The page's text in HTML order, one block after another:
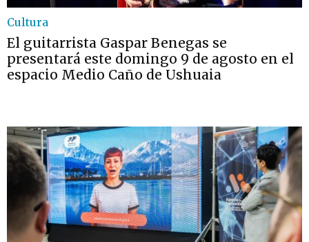
Cultura
El guitarrista Gaspar Benegas se
presentará este domingo 9 de agosto en el
espacio Medio Caño de Ushuaia